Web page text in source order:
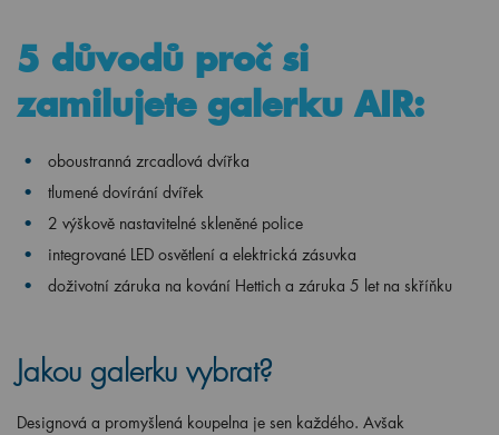
5 důvodů proč si
zamilujete galerku AIR:
oboustranná zrcadlová dvířka
tlumené dovírání dvířek
2 výškově nastavitelné skleněné police
integrované LED osvětlení a elektrická zásuvka
doživotní záruka na kování Hettich a záruka 5 let na skříňku
Jakou galerku vybrat?
Designová a promyšlená koupelna je sen každého. Avšak